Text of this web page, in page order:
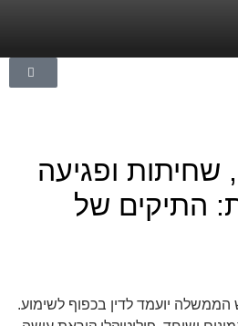
שחיתות ופגיעה
התיקים של
יועמד לדין בכפוף לשימוע.